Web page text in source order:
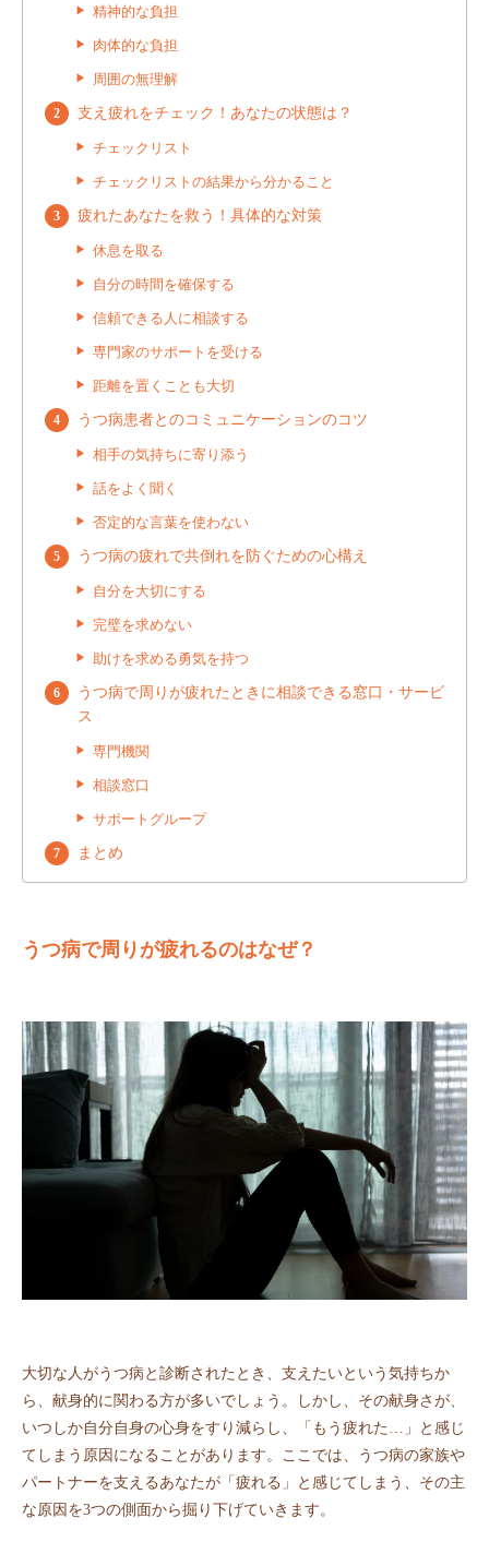
精神的な負担
肉体的な負担
周囲の無理解
支え疲れをチェック！あなたの状態は？
チェックリスト
チェックリストの結果から分かること
疲れたあなたを救う！具体的な対策
休息を取る
自分の時間を確保する
信頼できる人に相談する
専門家のサポートを受ける
距離を置くことも大切
うつ病患者とのコミュニケーションのコツ
相手の気持ちに寄り添う
話をよく聞く
否定的な言葉を使わない
うつ病の疲れで共倒れを防ぐための心構え
自分を大切にする
完璧を求めない
助けを求める勇気を持つ
うつ病で周りが疲れたときに相談できる窓口・サービ
ス
専門機関
相談窓口
サポートグループ
まとめ
うつ病で周りが疲れるのはなぜ？
大切な人がうつ病と診断されたとき、支えたいという気持ちか
ら、献身的に関わる方が多いでしょう。しかし、その献身さが、
いつしか自分自身の心身をすり減らし、「もう疲れた…」と感じ
てしまう原因になることがあります。ここでは、うつ病の家族や
パートナーを支えるあなたが「疲れる」と感じてしまう、その主
な原因を3つの側面から掘り下げていきます。